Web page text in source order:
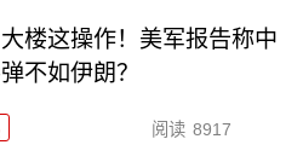
楼这操作！美军报告称中
不如伊朗？
阅读 8917